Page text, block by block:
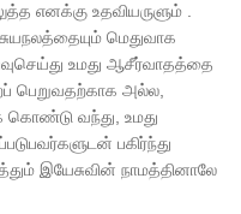
எனக்கு உதவியருளும் .
மெதுவாக
உமது ஆசீர்வாதத்தை
பெறுவதற்காக அல்ல,
வந்து, உமது
பகிர்ந்து
இயேசுவின் நாமத்தினாலே